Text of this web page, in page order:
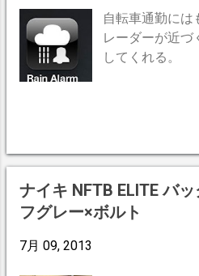
日。25才を過ぎる頃、眠るこ
へ。疲労・脂肪肝が原因だか
る。 転機は結婚 喫茶店開業
く結婚。同時に油を使わない
い切って摂食量を減らしたが
為か体重は減らない。30代で
下痢ともおさらば。 それでも
礎代謝の低下でじわじわ体重
杯に減らすも効果薄。胚芽米
自転車通勤には
レーダーが近づ
してくれる。
ナイキ NFTB ELITE バ
フグレー×ボルト
7月 09, 2013